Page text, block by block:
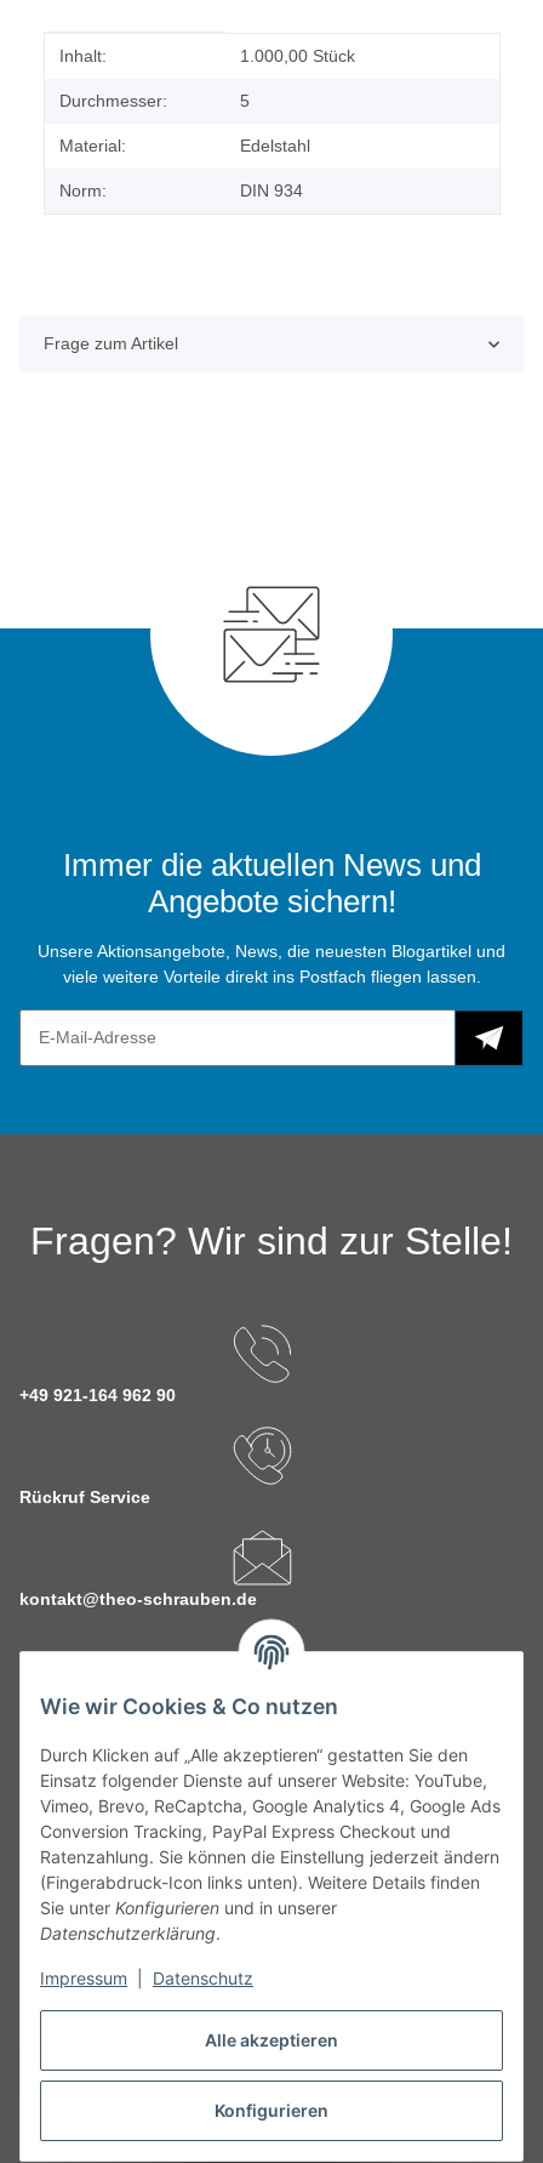
Alle akzeptieren
Konfigurieren
Wie wir Cookies & Co nutzen
Durch Klicken auf „Alle akzeptieren“ gestatten Sie den
Einsatz folgender Dienste auf unserer Website: YouTube,
Vimeo, Brevo, ReCaptcha, Google Analytics 4, Google Ads
Conversion Tracking, PayPal Express Checkout und
Ratenzahlung. Sie können die Einstellung jederzeit ändern
(Fingerabdruck-Icon links unten). Weitere Details finden
Sie unter Konfigurieren und in unserer
Datenschutzerklärung.
Impressum Datenschutz
Produkteigenschaft
Wert
Inhalt: 1.000,00 Stück
Durchmesser: 5
Material: Edelstahl
Norm: DIN 934
Frage zum Artikel
Immer die aktuellen News und
Angebote sichern!
Unsere Aktionsangebote, News, die neuesten Blogartikel und
viele weitere Vorteile direkt ins Postfach fliegen lassen.
Fragen? Wir sind zur Stelle!
+49 921-164 962 90
Rückruf Service
kontakt@theo-schrauben.de
Service
Gesetzliche Informationen
Alle technischen Angaben ohne Gewähr. Irrtümer und fehlerhafte
Angaben vorbehalten. Wenn Sie Datenblätter oder spezielle
unseren Kundenservice. Abbildungen der Artikel können
Vertrag widerrufen